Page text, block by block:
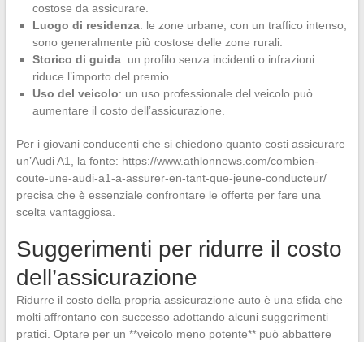
costose da assicurare.
Luogo di residenza: le zone urbane, con un traffico intenso,
sono generalmente più costose delle zone rurali.
Storico di guida: un profilo senza incidenti o infrazioni
riduce l’importo del premio.
Uso del veicolo: un uso professionale del veicolo può
aumentare il costo dell’assicurazione.
Per i giovani conducenti che si chiedono quanto costi assicurare
un’Audi A1, la fonte: https://www.athlonnews.com/combien-
coute-une-audi-a1-a-assurer-en-tant-que-jeune-conducteur/
precisa che è essenziale confrontare le offerte per fare una
scelta vantaggiosa.
Suggerimenti per ridurre il costo
dell’assicurazione
Ridurre il costo della propria assicurazione auto è una sfida che
molti affrontano con successo adottando alcuni suggerimenti
pratici. Optare per un **veicolo meno potente** può abbattere